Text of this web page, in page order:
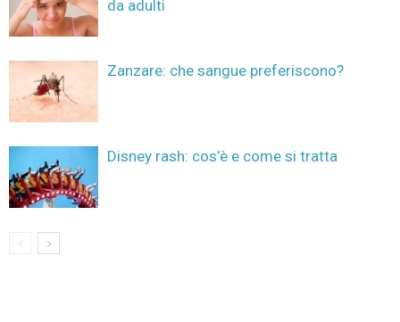
da adulti
Zanzare: che sangue preferiscono?
Disney rash: cos’è e come si tratta